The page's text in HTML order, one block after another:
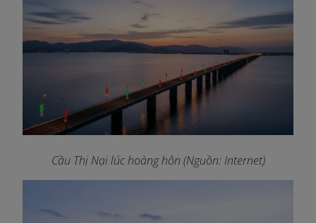
Cầu Thị Nại lúc hoàng hôn (Nguồn: Internet)